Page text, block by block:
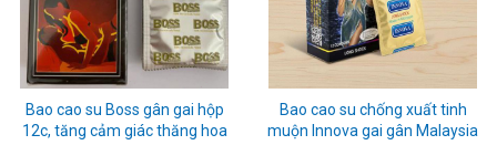
Bao cao su Boss gân gai hộp
12c, tăng cảm giác thăng hoa
Bao cao su chống xuất tinh
muộn Innova gai gân Malaysia